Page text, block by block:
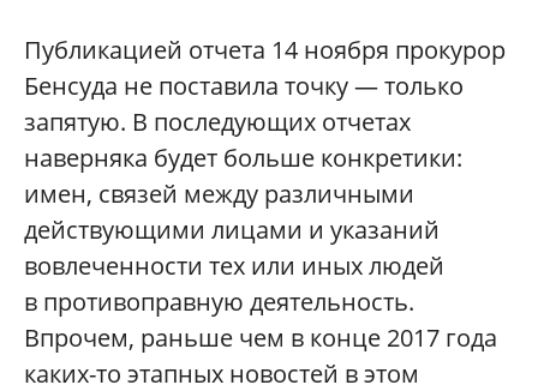
Публикацией отчета 14 ноября прокурор
Бенсуда не поставила точку — только
запятую. В последующих отчетах
наверняка будет больше конкретики:
имен, связей между различными
действующими лицами и указаний
вовлеченности тех или иных людей
в противоправную деятельность.
Впрочем, раньше чем в конце 2017 года
каких-то этапных новостей в этом